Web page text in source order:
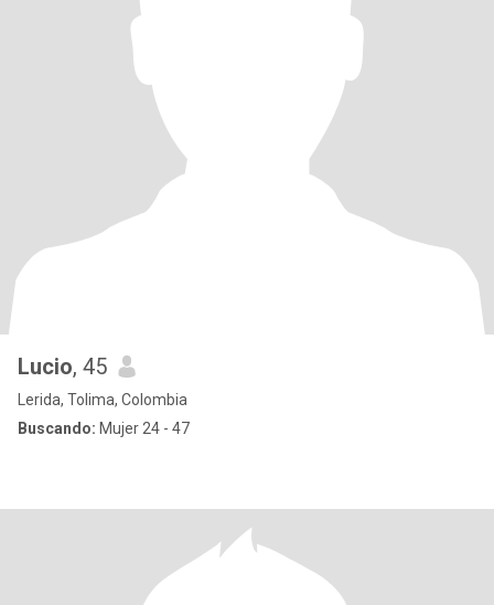
Lucio, 45
Lerida, Tolima, Colombia
Buscando: Mujer 24 - 47